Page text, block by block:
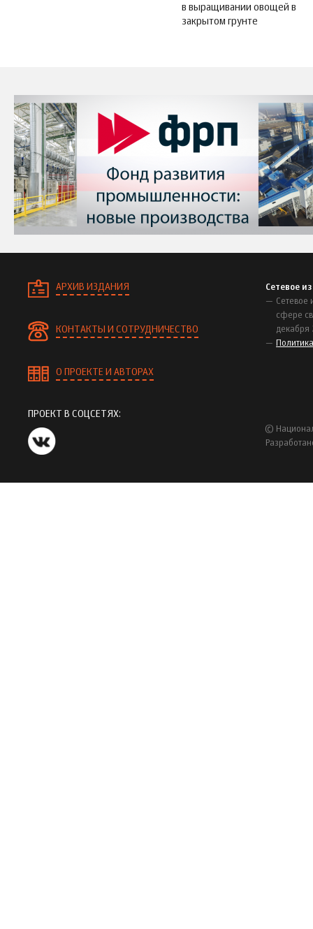
в выращивании овощей в
закрытом грунте
АРХИВ ИЗДАНИЯ
КОНТАКТЫ И СОТРУДНИЧЕСТВО
О ПРОЕКТЕ И АВТОРАХ
Сетевое
Сетевое
сфере
декабря
ПРОЕКТ В СОЦСЕТЯХ:
©